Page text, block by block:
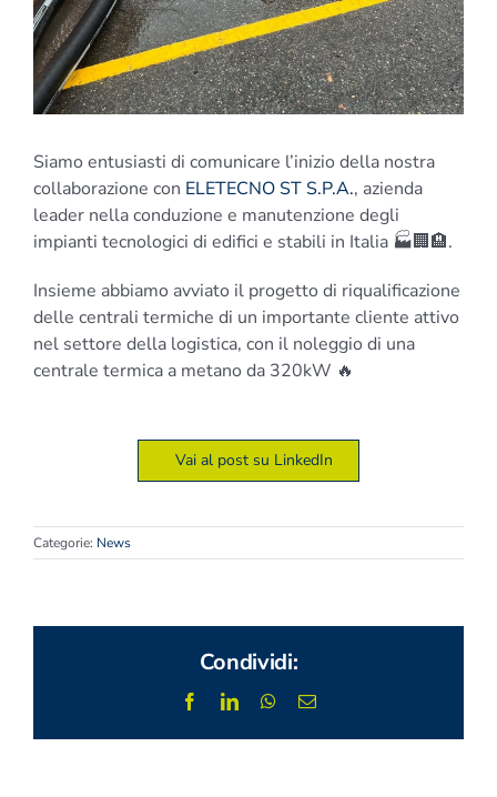
Siamo entusiasti di comunicare l’inizio della nostra
collaborazione con ELETECNO ST S.P.A., azienda
leader nella conduzione e manutenzione degli
impianti tecnologici di edifici e stabili in Italia 🏭🏢🏨.
Insieme abbiamo avviato il progetto di riqualificazione
delle centrali termiche di un importante cliente attivo
nel settore della logistica, con il noleggio di una
centrale termica a metano da 320kW 🔥
Vai al post su LinkedIn
Categorie: News
Condividi:
FacebookLinkedInWhatsApp
Email